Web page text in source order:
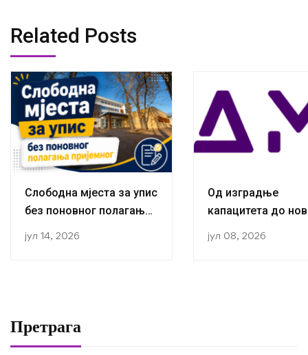
Related Posts
Слободна мјеста за упис
без поновног полагања
јул 14, 2026
Од изградње
капацитета до
јул 08, 2026
Претрага